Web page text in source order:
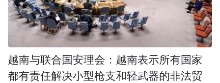
越南与联合国安理会：越南表示所有国家
都有责任解决小型枪支和轻武器的非法贸